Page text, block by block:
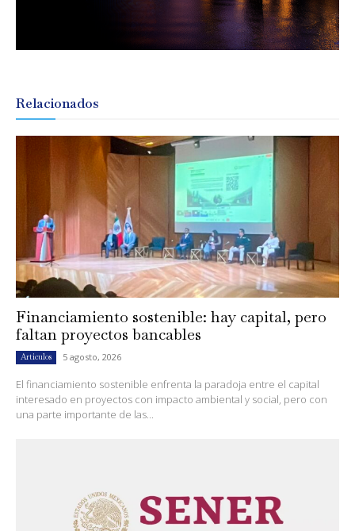
Relacionados
Financiamiento sostenible: hay capital, pero
faltan proyectos bancables
Artículos 5 agosto, 2026
El financiamiento sostenible enfrenta la paradoja entre el capital
interesado en proyectos con impacto ambiental y social, pero con
una parte importante de las...